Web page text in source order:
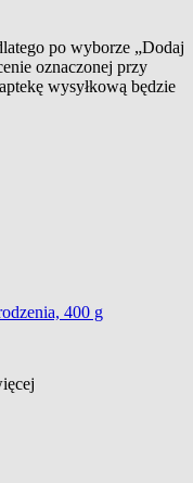
po wyborze „Dodaj
oznaczonej przy
wysyłkową będzie
400 g